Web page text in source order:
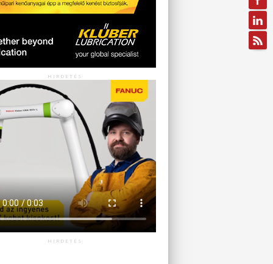
HIRDETÉS
HIRDETÉS